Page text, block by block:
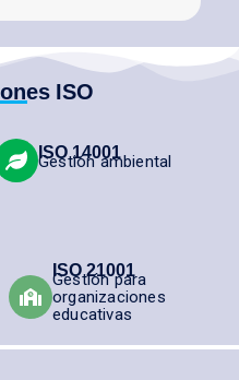
ISO
ISO 14001
Gestión ambiental
ISO 21001
Gestión para
organizaciones
educativas